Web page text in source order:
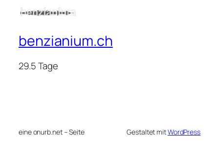
benzianium.ch
29.5 Tage
eine onurb.net – Seite Gestaltet mitWordPress